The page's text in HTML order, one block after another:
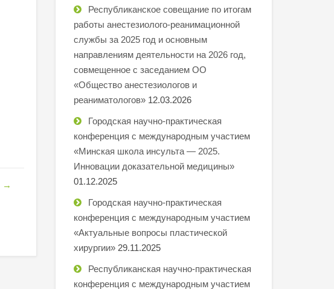
→
Республиканское совещание по итогам
работы анестезиолого-реанимационной
службы за 2025 год и основным
направлениям деятельности на 2026 год,
совмещенное с заседанием ОО
«Общество анестезиологов и
реаниматологов» 12.03.2026
Городская научно-практическая
конференция с международным участием
«Минская школа инсульта — 2025.
Инновации доказательной медицины»
01.12.2025
Городская научно-практическая
конференция с международным участием
«Актуальные вопросы пластической
хирургии» 29.11.2025
Республиканская научно-практическая
конференция с международным участием